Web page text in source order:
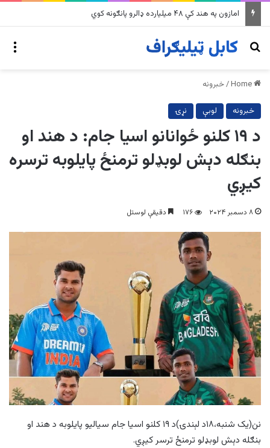
په وینزویلا کې زورورو زلزلو پراخ زیانونه اړولي
Search for
/خبرونه
خبرونه لوبې نړۍ
د ۱۹ کلنو ځوانانو اسیا جام: د هند او
بنګله دېش لوبډلو ترمنځ پایلوبه ترسره
کیږي
۸ دسمبر ۲۰۲۴ ۱۷۶ دقیقې لوستل
نن(یک شنبه،۱۸د لېندۍ)د ۱۹ کلنو اسیا جام سیالیو پایلوبه د هند او
بنګله دېش لوبډلو ترمنځ ترسر کیږي.